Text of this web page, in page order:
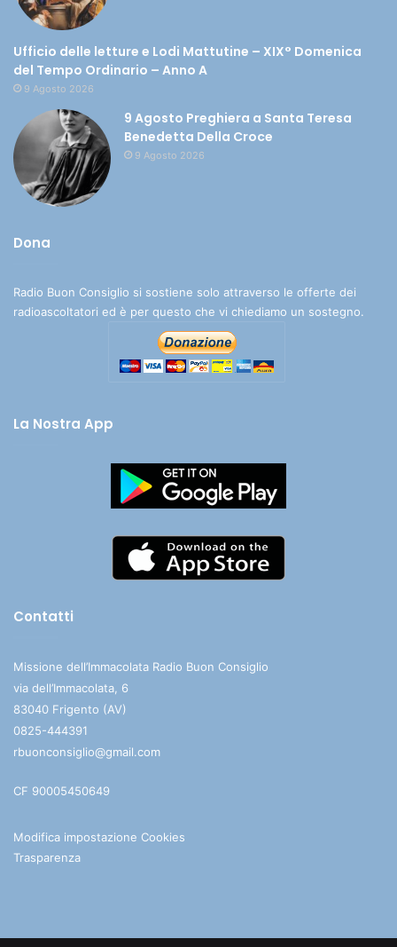
Ufficio delle letture e Lodi Mattutine – XIX° Domenica
del Tempo Ordinario – Anno A
9 Agosto 2026
9 Agosto Preghiera a Santa Teresa
Benedetta Della Croce
9 Agosto 2026
Dona
Radio Buon Consiglio si sostiene solo attraverso le offerte dei
radioascoltatori ed è per questo che vi chiediamo un sostegno.
La Nostra App
Contatti
Missione dell’Immacolata Radio Buon Consiglio
via dell’Immacolata, 6
83040 Frigento (AV)
0825-444391
rbuonconsiglio@gmail.com
CF 90005450649
Modifica impostazione Cookies
Trasparenza